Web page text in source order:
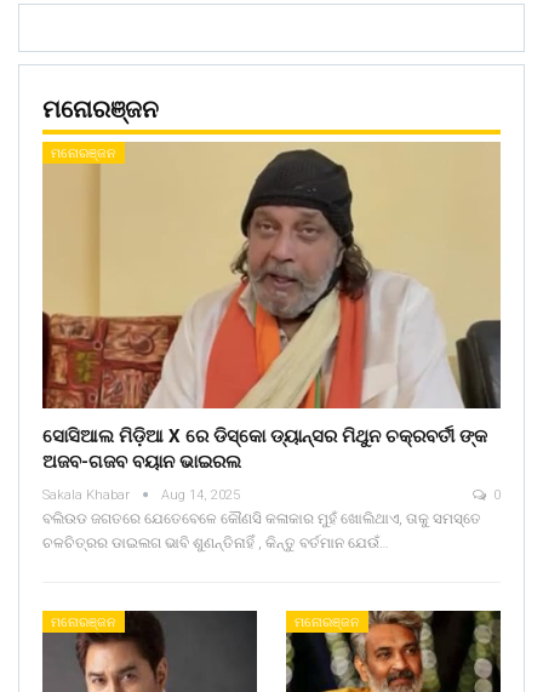
ମନୋରଞ୍ଜନ
ମନୋରଞ୍ଜନ
ସୋସିଆଲ ମିଡ଼ିଆ X ରେ ଡିସ୍କୋ ଡ୍ୟାନ୍ସର ମିଥୁନ ଚକ୍ରବର୍ତୀ ଙ୍କ
ଅଜବ-ଗଜବ ବୟାନ ଭାଇରଲ
Sakala Khabar Aug 14, 2025 0
ବଲିଉଡ ଜଗତରେ ଯେତେବେଳେ କୌଣସି କଳାକାର ମୁହଁ ଖୋଲିଥାଏ, ତାକୁ ସମସ୍ତେ
ଚଳଚିତ୍ରର ଡାଇଲଗ ଭାବି ଶୁଣନ୍ତିନାହିଁ , କିନ୍ତୁ ବର୍ତମାନ ଯେଉଁ…
ମନୋରଞ୍ଜନ ମନୋରଞ୍ଜନ